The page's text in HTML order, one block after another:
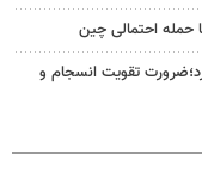
حمله احتمالی چین
تقویت انسجام و